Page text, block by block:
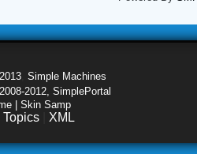
Simple Machines
2012, SimplePortal
| Skin Samp
Topics XML